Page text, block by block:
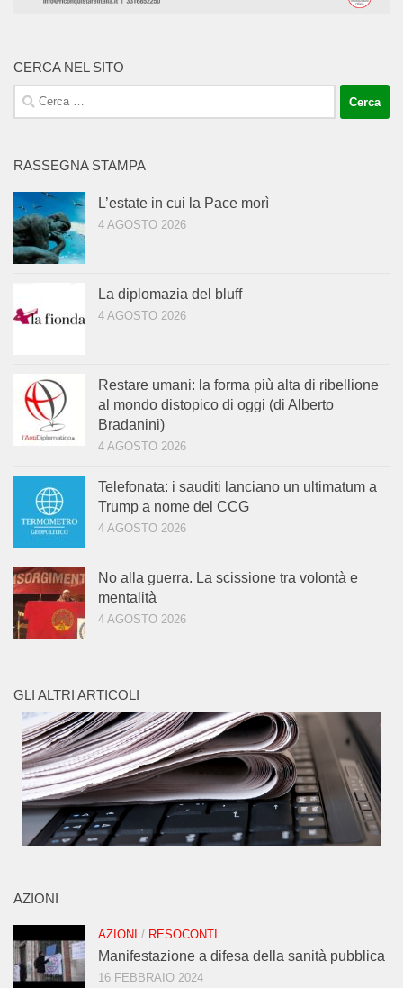
CERCA NEL SITO
Ricerca
per:
RASSEGNA STAMPA
L’estate in cui la Pace morì
4 AGOSTO 2026
La diplomazia del bluff
4 AGOSTO 2026
Restare umani: la forma più alta di ribellione
al mondo distopico di oggi (di Alberto
Bradanini)
4 AGOSTO 2026
Telefonata: i sauditi lanciano un ultimatum a
Trump a nome del CCG
4 AGOSTO 2026
No alla guerra. La scissione tra volontà e
mentalità
4 AGOSTO 2026
GLI ALTRI ARTICOLI
AZIONI
AZIONI / RESOCONTI
Manifestazione a difesa della sanità pubblica
16 FEBBRAIO 2024